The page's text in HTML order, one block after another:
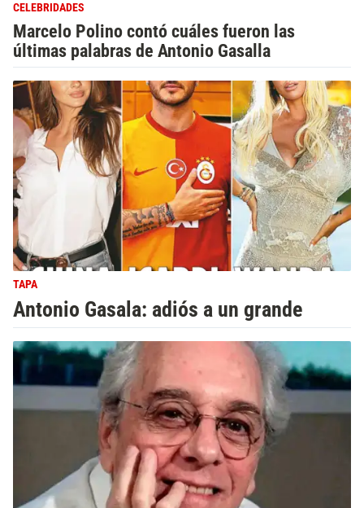
CELEBRIDADES
Marcelo Polino contó cuáles fueron las
últimas palabras de Antonio Gasalla
TAPA
Antonio Gasala: adiós a un grande